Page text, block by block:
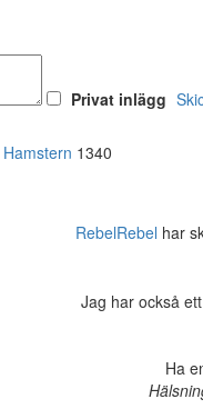
Privat inlägg
Hamstern 1340
RebelRebel har
Jag har också
Ha